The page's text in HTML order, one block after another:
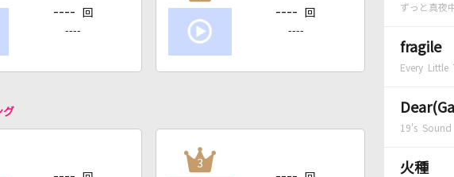
ずっと真夜
fragile
Every Little
19's Sound
火種
---- 回
----
---- 回
----
グ
3